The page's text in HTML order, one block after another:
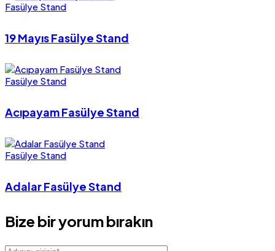
Fasülye Stand
19 Mayıs Fasülye Stand
Fasülye Stand
Acıpayam Fasülye Stand
Fasülye Stand
Adalar Fasülye Stand
Bize bir yorum bırakın